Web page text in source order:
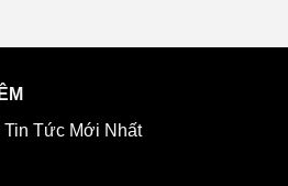
Tin Tức Mới Nhất